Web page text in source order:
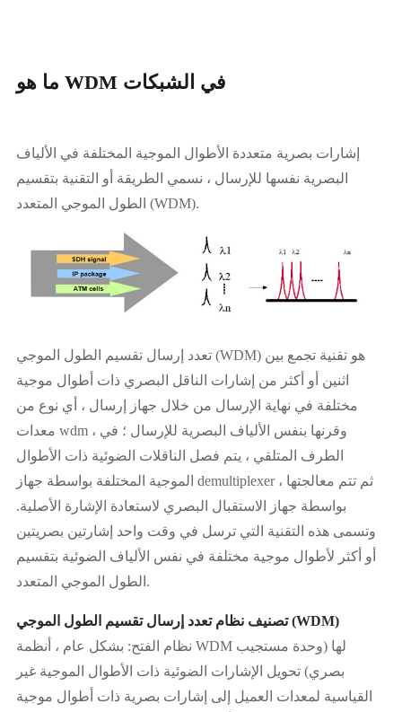
ما هو WDM في الشبكات
إشارات بصرية متعددة الأطوال الموجية المختلفة في الألياف
البصرية نفسها للإرسال ، نسمي الطريقة أو التقنية بتقسيم
الطول الموجي المتعدد (WDM).
تعدد إرسال تقسيم الطول الموجي (WDM) هو تقنية تجمع بين
اثنين أو أكثر من إشارات الناقل البصري ذات أطوال موجية
مختلفة في نهاية الإرسال من خلال جهاز إرسال ، أي نوع من
معدات wdm ، وقرنها بنفس الألياف البصرية للإرسال ؛ في
الطرف المتلقي ، يتم فصل الناقلات الضوئية ذات الأطوال
الموجية المختلفة بواسطة جهاز demultiplexer ، ثم تتم معالجتها
بواسطة جهاز الاستقبال البصري لاستعادة الإشارة الأصلية.
وتسمى هذه التقنية التي ترسل في وقت واحد إشارتين بصريتين
أو أكثر لأطوال موجية مختلفة في نفس الألياف الضوئية بتقسيم
الطول الموجي المتعدد.
تصنيف نظام تعدد إرسال تقسيم الطول الموجي (WDM)
نظام الفتح: بشكل عام ، أنظمة WDM لها (وحدة مستجيب
بصري) تحويل الإشارات الضوئية ذات الأطوال الموجية غير
القياسية لمعدات العميل إلى إشارات بصرية ذات أطوال موجية